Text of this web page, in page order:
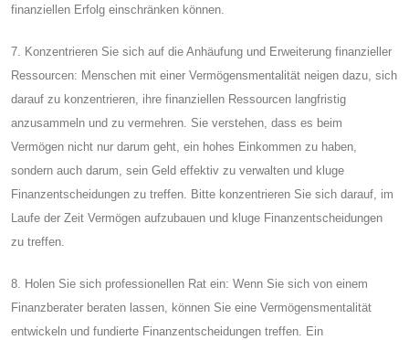
finanziellen Erfolg einschränken können.
7. Konzentrieren Sie sich auf die Anhäufung und Erweiterung finanzieller
Ressourcen: Menschen mit einer Vermögensmentalität neigen dazu, sich
darauf zu konzentrieren, ihre finanziellen Ressourcen langfristig
anzusammeln und zu vermehren. Sie verstehen, dass es beim
Vermögen nicht nur darum geht, ein hohes Einkommen zu haben,
sondern auch darum, sein Geld effektiv zu verwalten und kluge
Finanzentscheidungen zu treffen. Bitte konzentrieren Sie sich darauf, im
Laufe der Zeit Vermögen aufzubauen und kluge Finanzentscheidungen
zu treffen.
8. Holen Sie sich professionellen Rat ein: Wenn Sie sich von einem
Finanzberater beraten lassen, können Sie eine Vermögensmentalität
entwickeln und fundierte Finanzentscheidungen treffen. Ein